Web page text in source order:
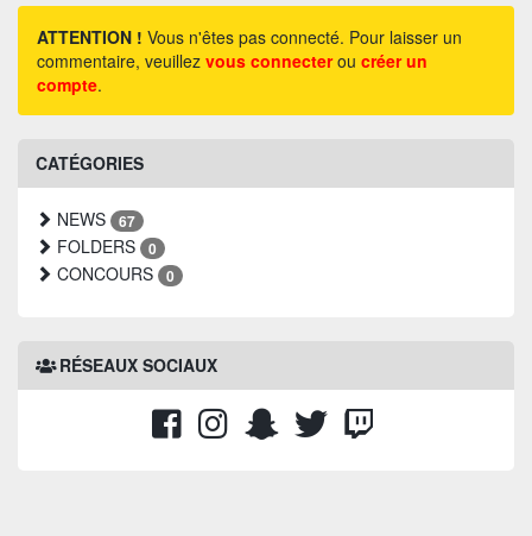
ATTENTION ! Vous n'êtes pas connecté. Pour laisser un
commentaire, veuillez vous connecterou créer un
compte.
CATÉGORIES
NEWS 67
FOLDERS 0
CONCOURS 0
RÉSEAUX SOCIAUX